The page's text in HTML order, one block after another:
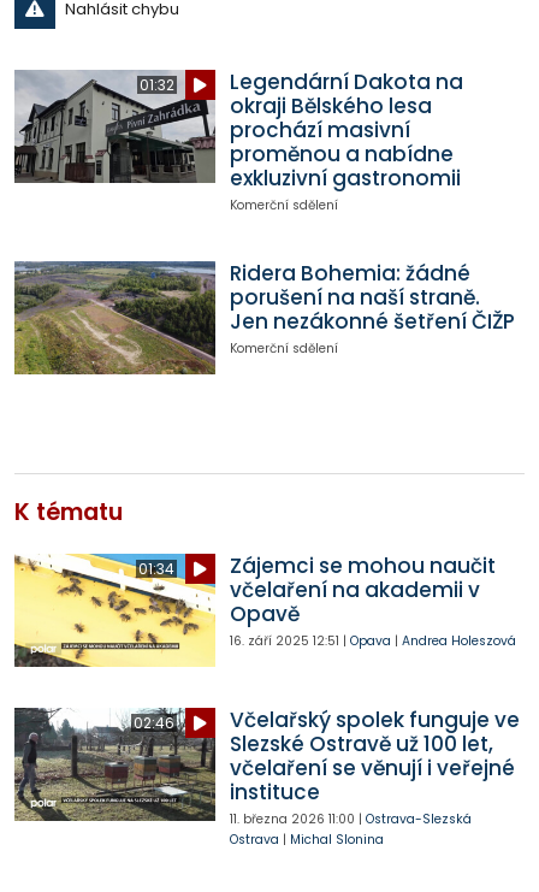
Nahlásit chybu
01:32
Legendární Dakota na
okraji Bělského lesa
prochází masivní
proměnou a nabídne
exkluzivní gastronomii
Komerční sdělení
Ridera Bohemia: žádné
porušení na naší straně.
Jen nezákonné šetření ČIŽP
Komerční sdělení
K tématu
01:34
Zájemci se mohou naučit
včelaření na akademii v
Opavě
16. září 2025 12:51 | Opava | Andrea Holeszová
02:46
Včelařský spolek funguje ve
Slezské Ostravě už 100 let,
včelaření se věnují i veřejné
instituce
11. března 2026 11:00 | Ostrava-Slezská
Ostrava | Michal Slonina